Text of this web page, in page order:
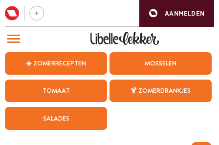
AANMELDEN
☀️ ZOMERRECEPTEN MOSSELEN
TOMAAT 🍹 ZOMERDRANKJES
SALADES
BEZOEK ONZE ANDERE WEBSITES
WEEKMENU
CHAT MET MAIA